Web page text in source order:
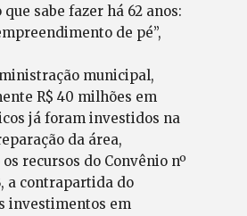
sabe fazer há 62 anos:
de pé”,
municipal,
R$ 40 milhões em
já foram investidos na
da área,
recursos do Convênio nº
a contrapartida do
investimentos em